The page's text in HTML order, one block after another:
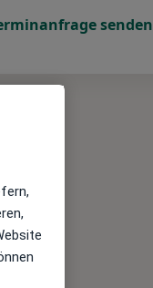
senden